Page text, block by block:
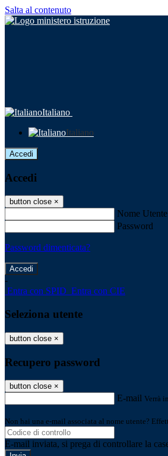
Salta al contenuto
Italiano
Italiano
Accedi
Accedi
button close ×
Nome Utente
Password
Password dimenticata?
-
Entra con SPID Entra con CIE
Seleziona utente
button close ×
Recupero password
button close ×
E-mail Verrà
Non hai una e-mail associata al nome utente?
E-mail inviata, si prega di controllare la